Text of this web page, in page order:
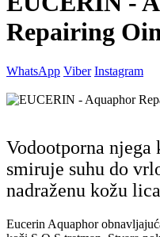
Repairing
WhatsApp Viber Instagram
Vodootporna
smiruje suhu do
nadraženu kožu
Eucerin Aquaphor